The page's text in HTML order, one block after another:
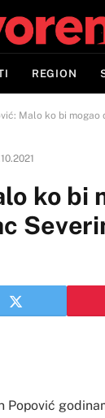
REGION
Malo ko bi mogao da
ko bi
Popović